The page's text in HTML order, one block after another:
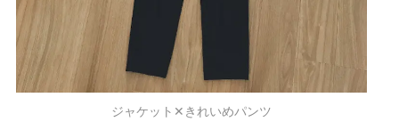
ジャケット✕きれいめパンツ